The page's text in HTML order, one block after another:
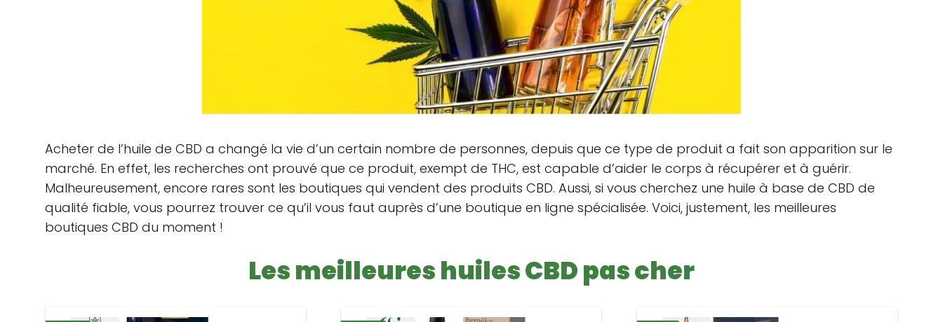
Acheter de l’huile de CBD a changé la vie d’un certain nombre de personnes, depuis que ce type de produit a fait son apparition sur le
marché. En effet, les recherches ont prouvé que ce produit, exempt de THC, est capable d’aider le corps à récupérer et à guérir.
Malheureusement, encore rares sont les boutiques qui vendent des produits CBD. Aussi, si vous cherchez une huile à base de CBD de
qualité fiable, vous pourrez trouver ce qu’il vous faut auprès d’une boutique en ligne spécialisée. Voici, justement, les meilleures
boutiques CBD du moment !
Les meilleures huiles CBD pas cher